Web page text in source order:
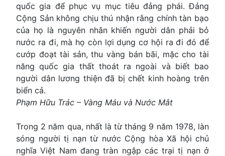
quốc gia để phục vụ mục tiêu đảng phái. Đảng
Cộng Sản không chịu thú nhận rằng chính tàn bạo
của họ là nguyên nhân khiến người dân phải bỏ
nước ra đi, mà họ còn lợi dụng cơ hội ra đi đó để
cướp đoạt tài sản, thu vàng bán bãi, mặc cho tài
năng quốc gia thất thoát ra ngoài và biết bao
người dân lương thiện đã bị chết kinh hoàng trên
biển cả.
Phạm Hữu Trác – Vàng Máu và Nước Mắt
Trong 2 năm qua, nhất là từ tháng 9 năm 1978, làn
sóng người tị nạn từ nước Cộng hòa Xã hội chủ
nghĩa Việt Nam đang tràn ngập các trại tị nạn ở